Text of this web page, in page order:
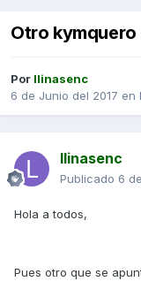
Otro kymquero
Por llinasenc
6 de Junio del 2017 en
llinasenc
Publicado 6
Hola a todos,
Pues otro que se